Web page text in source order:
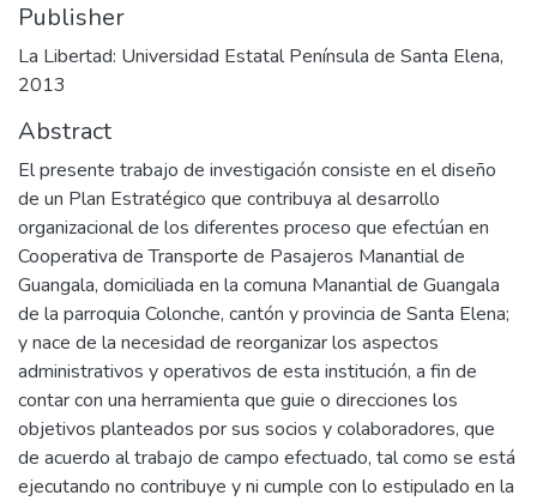
Publisher
La Libertad: Universidad Estatal Península de Santa Elena,
2013
Abstract
El presente trabajo de investigación consiste en el diseño
de un Plan Estratégico que contribuya al desarrollo
organizacional de los diferentes proceso que efectúan en
Cooperativa de Transporte de Pasajeros Manantial de
Guangala, domiciliada en la comuna Manantial de Guangala
de la parroquia Colonche, cantón y provincia de Santa Elena;
y nace de la necesidad de reorganizar los aspectos
administrativos y operativos de esta institución, a fin de
contar con una herramienta que guie o direcciones los
objetivos planteados por sus socios y colaboradores, que
de acuerdo al trabajo de campo efectuado, tal como se está
ejecutando no contribuye y ni cumple con lo estipulado en la